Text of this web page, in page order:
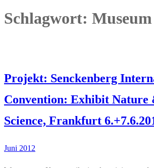
Schlagwort: Museum
Projekt: Senckenberg
Convention: Exhibit Nature
Science, Frankfurt
Juni 2012